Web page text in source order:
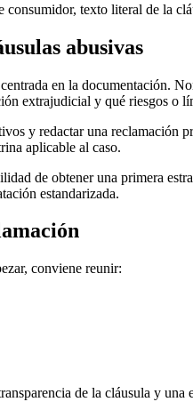
texto literal de la
abusivas
en la documentación.
extrajudicial y qué riesgos o
y redactar una reclamación
aplicable al caso.
de obtener una primera
estandarizada.
conviene reunir:
de la cláusula y una